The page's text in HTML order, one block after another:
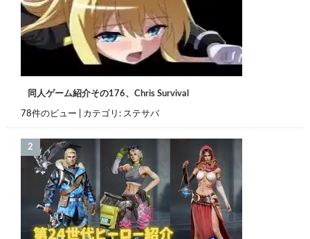
同人ゲーム紹介その176、Chris Survival
78件のビュー カテゴリ: ステサバ